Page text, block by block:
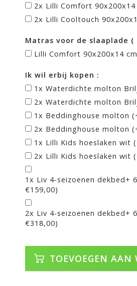
2x Lilli Comfort
2x Lilli Cooltouch
Matras voor de slaaplade (
Lilli Comfort 90x200x14
Ik wil erbij kopen :
1x Waterdichte molton
2x Waterdichte molton
1x Beddinghouse molton
2x Beddinghouse molton
1x Lilli Kids hoeslaken wit
2x Lilli Kids hoeslaken wit
1x Liv 4-seizoenen dekbed+
€159,00)
2x Liv 4-seizoenen dekbed+
€318,00)
TOEVOEGEN AAN